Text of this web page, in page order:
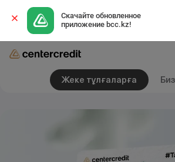
Скачайте обновленное
приложение bcc.kz!
Жеке тұлғаларға